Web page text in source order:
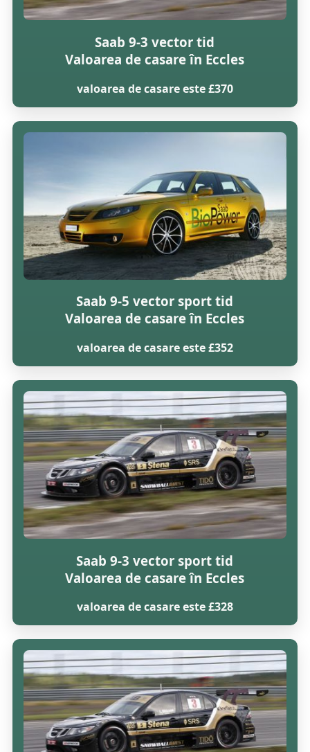
Saab 9-3 vector tid
Valoarea de casare în Eccles
valoarea de casare este £370
Saab 9-5 vector sport tid
Valoarea de casare în Eccles
valoarea de casare este £352
Saab 9-3 vector sport tid
Valoarea de casare în Eccles
valoarea de casare este £328